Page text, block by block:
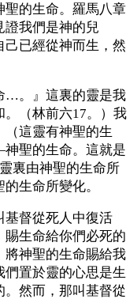
聖的生命。羅馬八章
證我們是神的兒
已經從神而生，然
…。』這裏的靈是我
（林前六17。）我
這靈有神聖的生
聖的生命。這就是
裏由神聖的生命所
生命所變化。
基督從死人中復活
賜生命給你們必死的
將神聖的生命賜給我
置於靈的心思是生
然而，那叫基督從